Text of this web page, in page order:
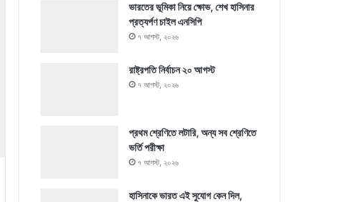
ভারতের ভূমিকা নিয়ে ক্ষোভ, শেখ হাসিনার
প্রত্যর্পণ চাইল এনসিপি
৭ আগস্ট, ২০২৬
রাষ্ট্রপতি নির্বাচন ২০ আগস্ট
৭ আগস্ট, ২০২৬
প্রথম শ্রেণিতে লটারি, অন্য সব শ্রেণিতে
ভর্তি পরীক্ষা
৭ আগস্ট, ২০২৬
হাসিনাকে ভারত এই সুযোগ কেন দিল,